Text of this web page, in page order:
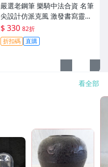
嚴選老鋼筆 樂騎中法合資 名筆
尖設計仿派克風 激發書寫靈感
派克風格 鎳質細小明尖 試寫順
滑 原裝上墨器可換 新備件附送
小盒保養 老鋼筆推薦 中法合資
$ 330 82折
折扣碼 直購
看全部